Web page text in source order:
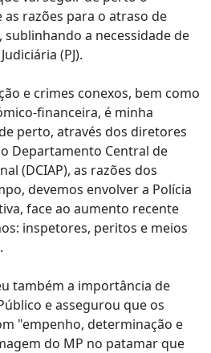
razões para o atraso de
a necessidade de
(PJ).
e crimes conexos, bem como
financeira, é minha
perto, através dos diretores
Departamento Central de
(DCIAP), as razões dos
devemos envolver a Polícia
face ao aumento recente
inspetores, peritos e meios
também a importância de
e assegurou que os
"empenho, determinação e
do MP no patamar que